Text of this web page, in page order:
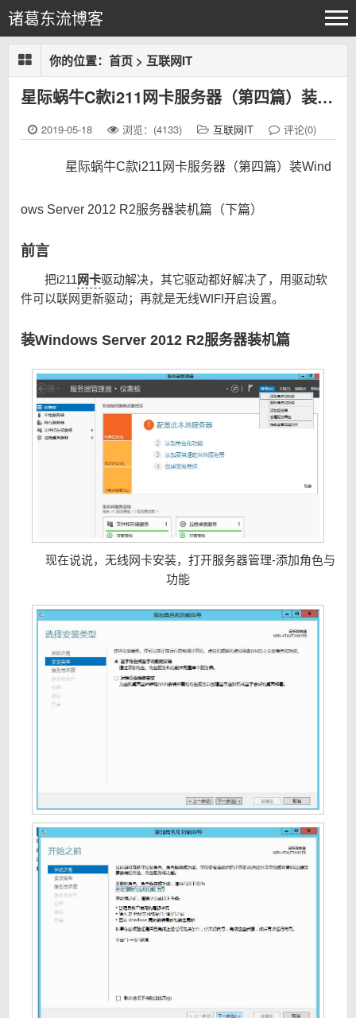
诸葛东流博客
你的位置： 首页 > 互联网IT
星际蜗牛C款i211网卡服务器（第四篇）装Windows Server 2012 R2服务器装机篇（下篇）
2019-05-18 浏览：(4133) 互联网IT 评论(0)
星际蜗牛C款i211网卡服务器（第四篇）装Wind
ows Server 2012 R2服务器装机篇（下篇）
前言
把i211 网卡驱动解决，其它驱动都好解决了，用驱动软
件可以联网更新驱动；再就是无线WIFI开启设置。
装Windows Server 2012 R2服务器装机篇
现在说说，无线网卡安装，打开服务器管理-添加角色与
功能